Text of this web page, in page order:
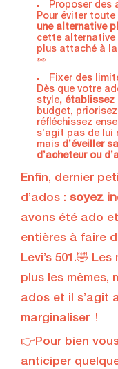
Proposer des
Pour éviter
une alternative
cette alternative
plus attaché à
👀
Fixer des
Dès que votre
style, établissez
budget,
réfléchissez
s’agit pas de
mais d’éveiller
d’acheteur ou
Enfin, dernier
d’ados : soyez
avons été ado
entières à faire
Levi’s 501.🤣
plus les mêmes,
ados et il s’agit
marginaliser !
👉Pour bien
anticiper